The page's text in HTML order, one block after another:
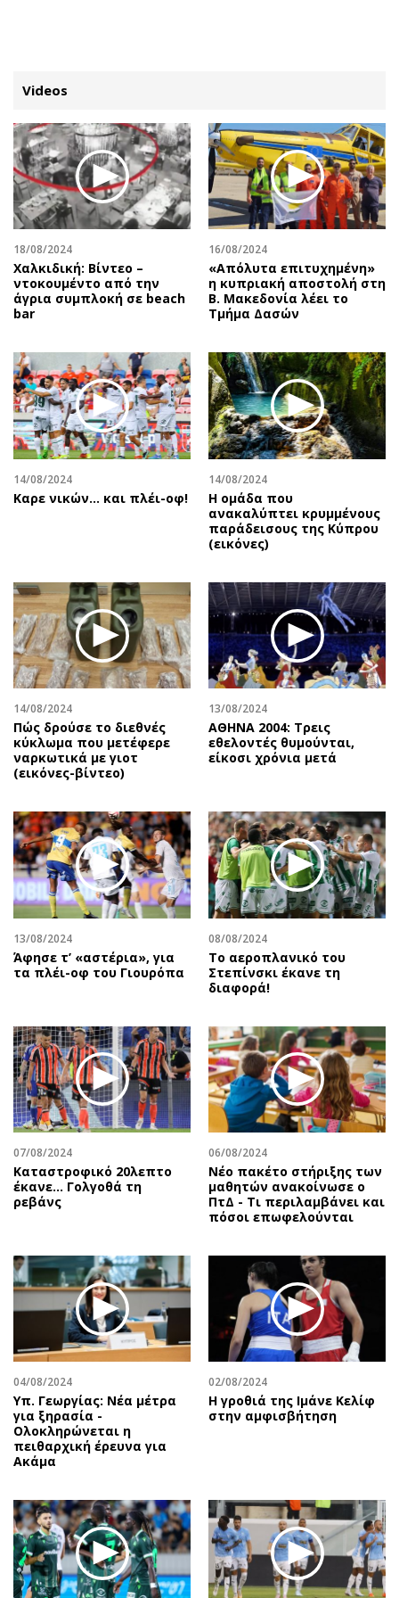
ΚΑΤΗΓΟΡΙΕΣ ΣΥΝΔΕΣΗ
Κύπρος
Παιδεία
Υγεία
Πολιτική
Βουλευτικές 2026
Εκλογές 2024
Δημοσκοπήσεις
Διπλωματία
Αθλητισμός
Κύπρος
Διεθνή
Real Estate
Επιχειρήσεις
Αγορές
Money Review
AstroBank Properties
Trends
Ενέργεια
Ναυτιλία
Ελλάδα
Κόσμος
Παράξενα
Πολιτισμός
Σινεμά
Θέατρο-Χορός
Βιβλίο
Χειρόγραφα
Απόψεις
Αρθρογραφία
The Hill
Υγεία
Αγγελίες
Ενοικιάζονται
Ζητούν εργασία
Θέσεις εργασίας
Geek
Νέα
Social
Αυτοκίνηση
Αφιερώματα
Οικονομία
Γενικά
Αναδρομές
Πρόσωπα
Περιβάλλον
Good Life
Γυναίκα
Συνταγές
Έξοδος
Media
Εκπομπές
Wine routes
Podcasts
Uncut
Προσωπικότητες στην ''Κ''
Επιστολές
Videos
18/08/2024
Χαλκιδική: Βίντεο –
ντοκουμέντο από την
άγρια συμπλοκή σε beach
bar
16/08/2024
«Απόλυτα επιτυχημένη»
η κυπριακή αποστολή στη
Β. Μακεδονία λέει το
Τμήμα Δασών
14/08/2024
Καρε νικών... και πλέι-οφ!
14/08/2024
Η ομάδα που
ανακαλύπτει κρυμμένους
παράδεισους της Κύπρου
(εικόνες)
14/08/2024
Πώς δρούσε το διεθνές
κύκλωμα που μετέφερε
ναρκωτικά με γιοτ
(εικόνες-βίντεο)
13/08/2024
ΑΘΗΝΑ 2004: Τρεις
εθελοντές θυμούνται,
είκοσι χρόνια μετά
13/08/2024
Άφησε τ’ «αστέρια», για
τα πλέι-οφ του Γιουρόπα
08/08/2024
Το αεροπλανικό του
Στεπίνσκι έκανε τη
διαφορά!
07/08/2024
Καταστροφικό 20λεπτο
έκανε… Γολγοθά τη
ρεβάνς
06/08/2024
Νέο πακέτο στήριξης των
μαθητών ανακοίνωσε ο
ΠτΔ - Τι περιλαμβάνει και
πόσοι επωφελούνται
04/08/2024
Υπ. Γεωργίας: Νέα μέτρα
για ξηρασία -
Ολοκληρώνεται η
πειθαρχική έρευνα για
Ακάμα
02/08/2024
Η γροθιά της Ιμάνε Κελίφ
στην αμφισβήτηση